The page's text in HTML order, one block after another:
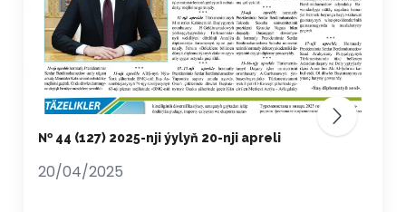
№ 44 (127) 2025-nji ýylyň 20-nji apreli
20/04/2025